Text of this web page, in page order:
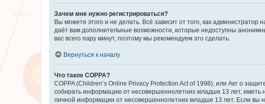
Зачем мне нужно регистрироваться?
Вы можете этого и не делать. Всё зависит от того, как
даёт вам дополнительные возможности, которые недоступны
вас всего пару минут, поэтому мы рекомендуем это сделать.
Вернуться к началу
Что такое COPPA?
COPPA (Children’s Online Privacy Protection Act of 1998), или Акт о
собирать информацию от несовершеннолетних младше 13 лет, иметь
личной информации от несовершеннолетних младше 13 лет. Если вы